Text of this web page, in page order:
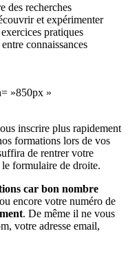
des recherches
et expérimenter
pratiques
connaissances
»850px »
inscrire plus rapidement
formations lors de vos
de rentrer votre
le formulaire de droite.
car bon nombre
encore votre numéro de
. De même il ne vous
votre adresse email,